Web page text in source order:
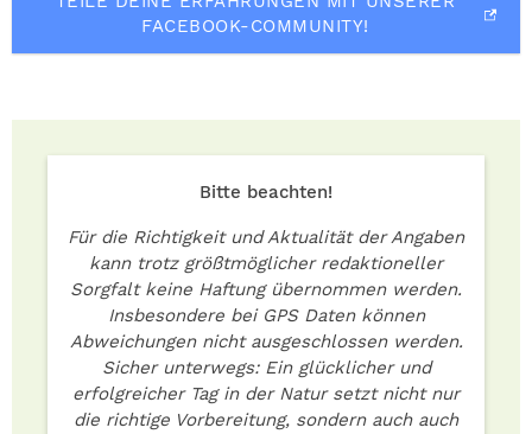
FACEBOOK-COMMUNITY!
Bitte beachten!
Für die Richtigkeit und Aktualität der Angaben
kann trotz größtmöglicher redaktioneller
Sorgfalt keine Haftung übernommen werden.
Insbesondere bei GPS Daten können
Abweichungen nicht ausgeschlossen werden.
Sicher unterwegs: Ein glücklicher und
erfolgreicher Tag in der Natur setzt nicht nur
die richtige Vorbereitung, sondern auch auch